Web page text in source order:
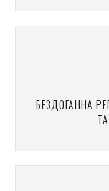
БЕЗДОГАННА